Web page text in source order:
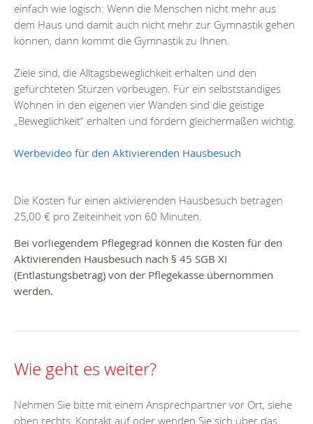
einfach wie logisch: Wenn die Menschen nicht mehr aus
dem Haus und damit auch nicht mehr zur Gymnastik gehen
können, dann kommt die Gymnastik zu Ihnen.
Ziele sind, die Alltagsbeweglichkeit erhalten und den
gefürchteten Stürzen vorbeugen. Für ein selbstständiges
Wohnen in den eigenen vier Wänden sind die geistige
„Beweglichkeit“ erhalten und fördern gleichermaßen wichtig.
Werbevideo für den Aktivierenden Hausbesuch
Die Kosten für einen aktivierenden Hausbesuch betragen
25,00 € pro Zeiteinheit von 60 Minuten.
Bei vorliegendem Pflegegrad können die Kosten für den
Aktivierenden Hausbesuch nach § 45 SGB XI
(Entlastungsbetrag) von der Pflegekasse übernommen
werden.
Wie geht es weiter?
Nehmen Sie bitte mit einem Ansprechpartner vor Ort, siehe
oben rechts, Kontakt auf oder wenden Sie sich über das